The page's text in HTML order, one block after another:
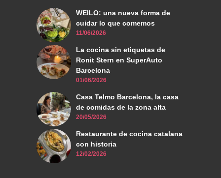
WEILO: una nueva forma de
cuidar lo que comemos
11/06/2026
La cocina sin etiquetas de
Ronit Stern en SuperAuto
Barcelona
01/06/2026
Casa Telmo Barcelona, la casa
de comidas de la zona alta
20/05/2026
Restaurante de cocina catalana
con historia
12/02/2026